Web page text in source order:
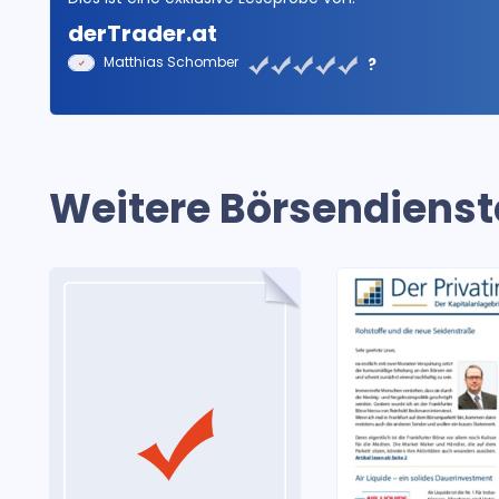
derTrader.at
Matthias Schomber ?
Weitere